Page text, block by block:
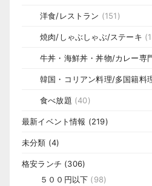
洋食/レストラン (151)
焼肉/しゃぶしゃぶ/ステーキ
牛丼・海鮮丼・丼物/カレー専
韓国・コリアン料理/多国籍料
食べ放題 (40)
最新イベント情報 (219)
未分類 (4)
格安ランチ (306)
５００円以下 (98)